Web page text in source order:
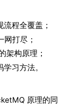
程全覆盖；
打尽；
架构原理；
习方法。
原理的同